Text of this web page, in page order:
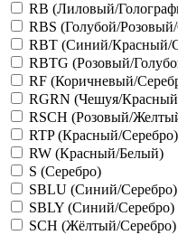
RB (Лиловый/
RBS (Голубой/
RBT (Синий/Красный/
RBTG (Розовый/
RF (Коричневый/
RGRN (Чешуя/
RSCH (Розовый/
RTP (Красный/Серебро)
RW (Красный/Белый)
S (Серебро)
SBLU (Синий/Серебро)
SBLY (Синий/Серебро)
SCH (Жёлтый/Серебро)